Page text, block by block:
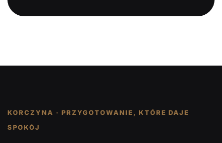
KORCZYNA · PRZYGOTOWANIE, KTÓRE DAJE
SPOKÓJ